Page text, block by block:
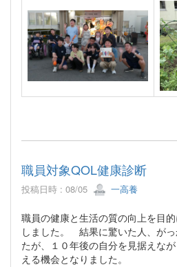
職員対象QOL健康診断
投稿日時 : 08/05 一高養
職員の健康と生活の質の向上を目
しました。 結果に驚いた人、が
たが、１０年後の自分を見据えな
える機会となりました。